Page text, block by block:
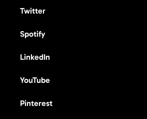
Twitter
Spotify
LinkedIn
YouTube
Pinterest